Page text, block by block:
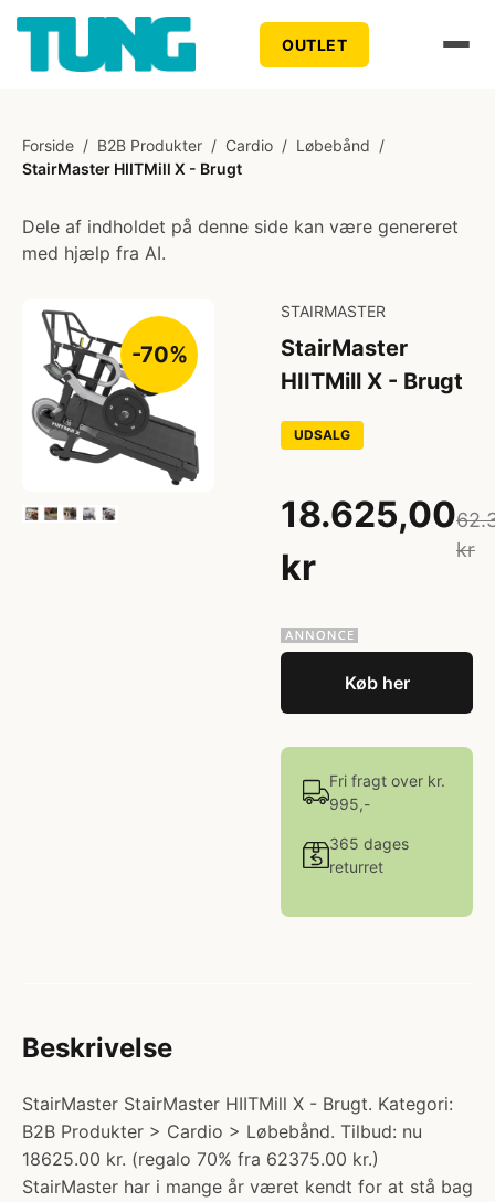
OUTLET
Forside / B2B Produkter / Cardio / Løbebånd /
StairMaster HIITMill X - Brugt
Dele af indholdet på denne side kan være genereret
med hjælp fra AI.
-70%
STAIRMASTER
StairMaster
HIITMill X - Brugt
UDSALG
18.625,00
kr
kr
Køb her
Fri fragt over kr.
995,-
365 dages
returret
Beskrivelse
StairMaster StairMaster HIITMill X - Brugt. Kategori:
B2B Produkter > Cardio > Løbebånd. Tilbud: nu
18625.00 kr. (regalo 70% fra 62375.00 kr.)
StairMaster har i mange år været kendt for at stå bag